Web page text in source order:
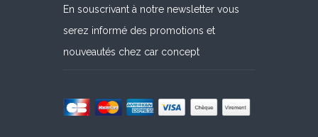
En souscrivant à notre newsletter vous
serez informé des promotions et
nouveautés chez car concept